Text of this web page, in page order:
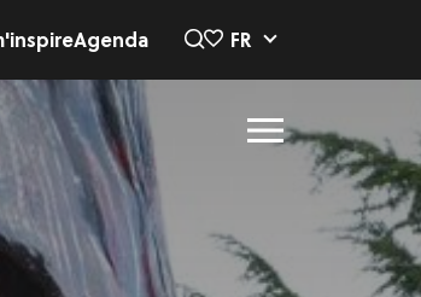
Agenda FR